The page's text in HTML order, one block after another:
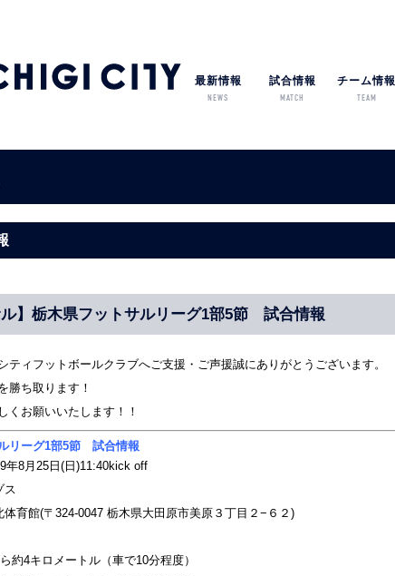
最新情報
NEWS
試合情報
MATCH
チーム情報
TEAM
ル】栃木県フットサルリーグ1部5節 試合情報
ティフットボールクラブへご支援・ご声援誠にありがとうございます。
勝ち取ります！
くお願いいたします！！
リーグ1部5節 試合情報
8月25日(日)11:40kick off
ス
育館(〒324-0047 栃木県大田原市美原３丁目２−６２)
約4キロメートル（車で10分程度）